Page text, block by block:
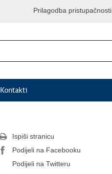
Prilagodba pristupačnosti
Kontakti
Ispiši stranicu
Podijeli na Facebooku
Podijeli na Twitteru